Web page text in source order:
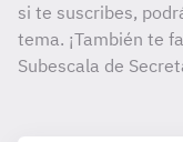
si te suscribes,
tema. ¡También te
Subescala de